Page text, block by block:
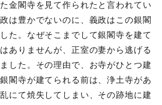
金閣寺を見て作られたと言われてい
は豊かでないのに、義政はこの銀閣
た。なぜそこまでして銀閣寺を建て
ありませんが、正室の妻から逃げる
した。その理由で、お寺がひとつ建
閣寺が建てられる前は、浄土寺があ
にて焼失してしまい、その跡地に建